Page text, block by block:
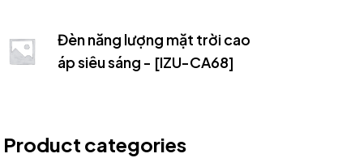
Đèn năng lượng mặt trời cao
áp siêu sáng - [IZU-CA68]
Product categories